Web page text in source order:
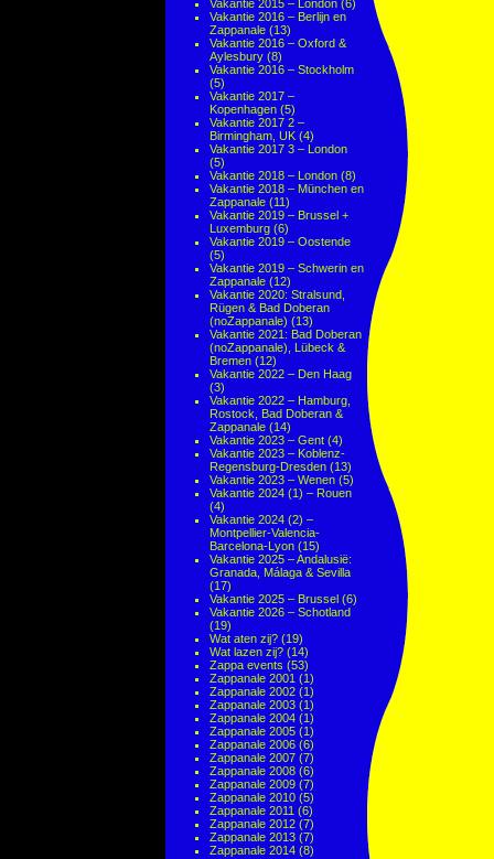
Vakantie 2015 – London (6)
Vakantie 2016 – Berlijn en
Zappanale (13)
Vakantie 2016 – Oxford &
Aylesbury (8)
Vakantie 2016 – Stockholm
(5)
Vakantie 2017 –
Kopenhagen (5)
Vakantie 2017 2 –
Birmingham, UK (4)
Vakantie 2017 3 – London
(5)
Vakantie 2018 – London (8)
Vakantie 2018 – München en
Zappanale (11)
Vakantie 2019 – Brussel +
Luxemburg (6)
Vakantie 2019 – Oostende
(5)
Vakantie 2019 – Schwerin en
Zappanale (12)
Vakantie 2020: Stralsund,
Rügen & Bad Doberan
(noZappanale) (13)
Vakantie 2021: Bad Doberan
(noZappanale), Lübeck &
Bremen (12)
Vakantie 2022 – Den Haag
(3)
Vakantie 2022 – Hamburg,
Rostock, Bad Doberan &
Zappanale (14)
Vakantie 2023 – Gent (4)
Vakantie 2023 – Koblenz-
Regensburg-Dresden (13)
Vakantie 2023 – Wenen (5)
Vakantie 2024 (1) – Rouen
(4)
Vakantie 2024 (2) –
Montpellier-Valencia-
Barcelona-Lyon (15)
Vakantie 2025 – Andalusië:
Granada, Málaga & Sevilla
(17)
Vakantie 2025 – Brussel (6)
Vakantie 2026 – Schotland
(19)
Wat aten zij? (19)
Wat lazen zij? (14)
Zappa events (53)
Zappanale 2001 (1)
Zappanale 2002 (1)
Zappanale 2003 (1)
Zappanale 2004 (1)
Zappanale 2005 (1)
Zappanale 2006 (6)
Zappanale 2007 (7)
Zappanale 2008 (6)
Zappanale 2009 (7)
Zappanale 2010 (5)
Zappanale 2011 (6)
Zappanale 2012 (7)
Zappanale 2013 (7)
Zappanale 2014 (8)